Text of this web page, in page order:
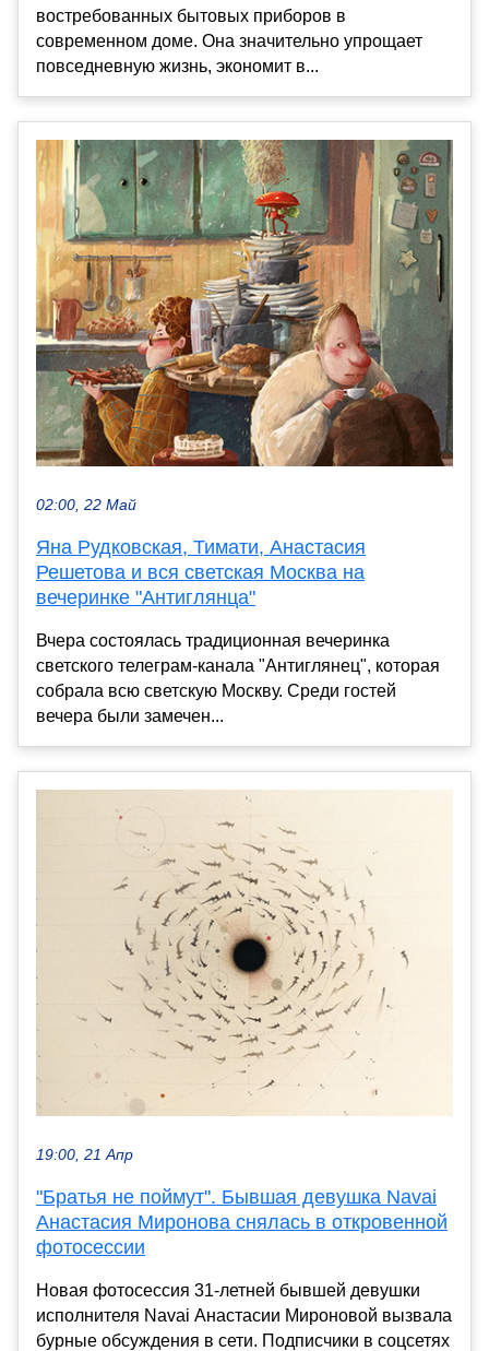
востребованных бытовых приборов в
современном доме. Она значительно упрощает
повседневную жизнь, экономит в...
02:00, 22 Май
Яна Рудковская, Тимати, Анастасия
Решетова и вся светская Москва на
вечеринке "Антиглянца"
Вчера состоялась традиционная вечеринка
светского телеграм-канала "Антиглянец", которая
собрала всю светскую Москву. Среди гостей
вечера были замечен...
19:00, 21 Апр
"Братья не поймут". Бывшая девушка Navai
Анастасия Миронова снялась в откровенной
фотосессии
Новая фотосессия 31-летней бывшей девушки
исполнителя Navai Анастасии Мироновой вызвала
бурные обсуждения в сети. Подписчики в соцсетях